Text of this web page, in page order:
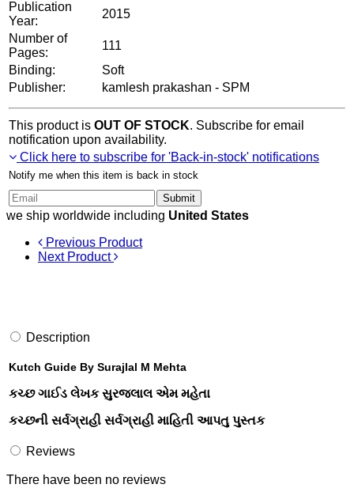
Publication
Year:
2015
Number of
Pages:
111
Binding:
Soft
Publisher:
kamlesh prakashan - SPM
This product is OUT OF STOCK. Subscribe for email
notification upon availability.
Click here to subscribe for 'Back-in-stock' notifications
Notify me when this item is back in stock
Submit
we ship worldwide including United States
Previous Product
Next Product
Description
Kutch Guide By Surajlal M Mehta
કચ્છ ગાઈડ લેખક સુરજલાલ એમ મહેતા
કચ્છની સર્વગ્રાહી સર્વગ્રાહી માહિતી આપતુ પુસ્તક
Reviews
There have been no reviews